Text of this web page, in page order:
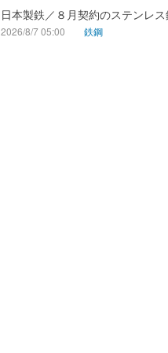
日本製鉄／８月契約のステンレ
2026/8/7 05:00 鉄鋼